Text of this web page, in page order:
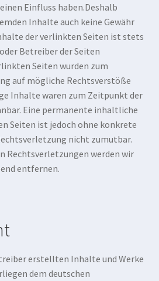
Einfluss haben.Deshalb
Inhalte auch keine Gewähr
der verlinkten Seiten ist stets
Betreiber der Seiten
Seiten wurden zum
auf mögliche Rechtsverstöße
Inhalte waren zum Zeitpunkt der
Eine permanente inhaltliche
Seiten ist jedoch ohne konkrete
nicht zumutbar.
Rechtsverletzungen werden wir
entfernen.
erstellten Inhalte und Werke
dem deutschen